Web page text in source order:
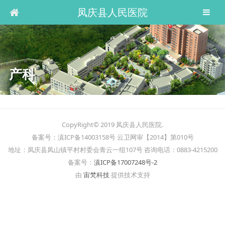
凤庆县人民医院
产科
CopyRight© 2019 凤庆县人民医院.
备案号：滇ICP备14003158号 云卫网审【2014】第010号
地址：凤庆县凤山镇平村村委会青云一组107号 咨询电话：0883-4215200
备案号： 滇ICP备17007248号-2
由 宙梵科技提供技术支持